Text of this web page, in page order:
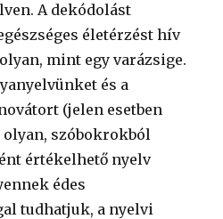
A dekódolást
életérzést hív
mint egy varázsige.
és a
(jelen esetben
olyan, szóbokrokból
értékelhető nyelv
édes
tudhatjuk, a nyelvi